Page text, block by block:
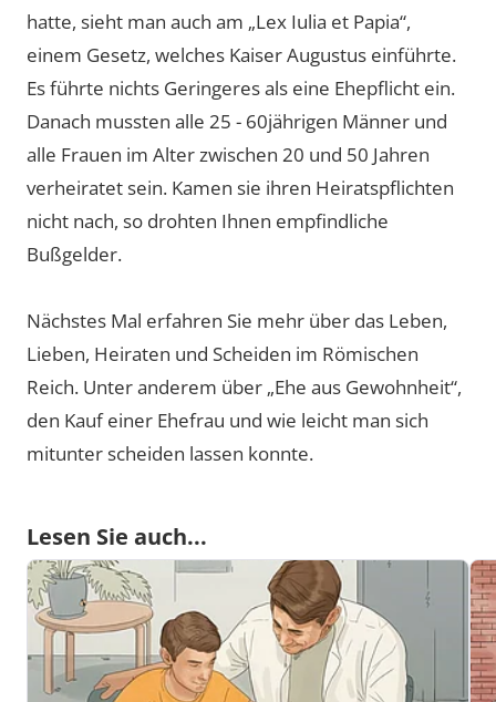
hatte, sieht man auch am „Lex Iulia et Papia“,
einem Gesetz, welches Kaiser Augustus einführte.
Es führte nichts Geringeres als eine Ehepflicht ein.
Danach mussten alle 25 - 60jährigen Männer und
alle Frauen im Alter zwischen 20 und 50 Jahren
verheiratet sein. Kamen sie ihren Heiratspflichten
nicht nach, so drohten Ihnen empfindliche
Bußgelder.
Nächstes Mal erfahren Sie mehr über das Leben,
Lieben, Heiraten und Scheiden im Römischen
Reich. Unter anderem über „Ehe aus Gewohnheit“,
den Kauf einer Ehefrau und wie leicht man sich
mitunter scheiden lassen konnte.
Lesen Sie auch...